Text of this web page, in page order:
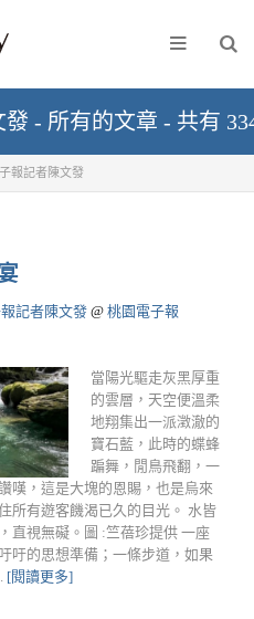
- 所有的文章 - 共有
報記者陳文發
記者陳文發 @ 桃園電子報
當陽光驅走灰黑厚重
的雲層，天空便溫柔
地翔集出一派澂澈的
寶石藍，此時的蝶蜂
蹁舞，閒鳥飛翻，一
嘆，這是大塊的恩賜，也是烏來
所有遊客饑渴已久的目光。 水皆
直視無礙。圖 :竺蓓珍提供 一座
吁的思想準備；一條步道，如果
[閱讀更多]